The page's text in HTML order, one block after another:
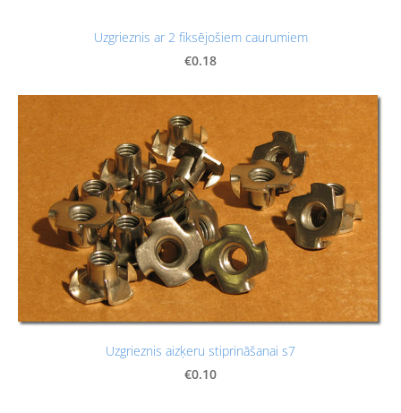
Uzgrieznis ar 2 fiksējošiem caurumiem
€0.18
Uzgrieznis aizķeru stiprināšanai s7
€0.10